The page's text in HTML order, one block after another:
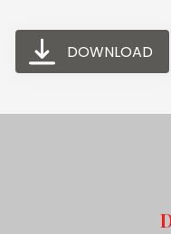
DOWNLOAD